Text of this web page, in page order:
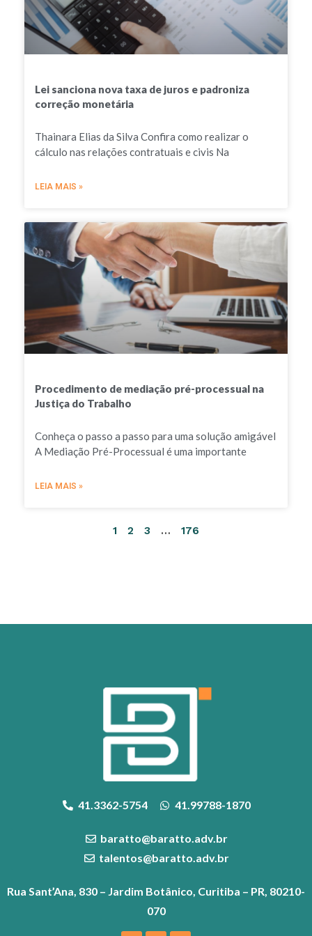
Lei sanciona nova taxa de juros e padroniza
correção monetária
Thainara Elias da Silva Confira como realizar o
cálculo nas relações contratuais e civis Na
LEIA MAIS »
Procedimento de mediação pré-processual na
Justiça do Trabalho
Conheça o passo a passo para uma solução amigável
A Mediação Pré-Processual é uma importante
LEIA MAIS »
1 2 3 … 176
41.3362-5754 41.99788-1870
baratto@baratto.adv.br
talentos@baratto.adv.br
Rua Sant’Ana, 830 – Jardim Botânico, Curitiba – PR, 80210-
070